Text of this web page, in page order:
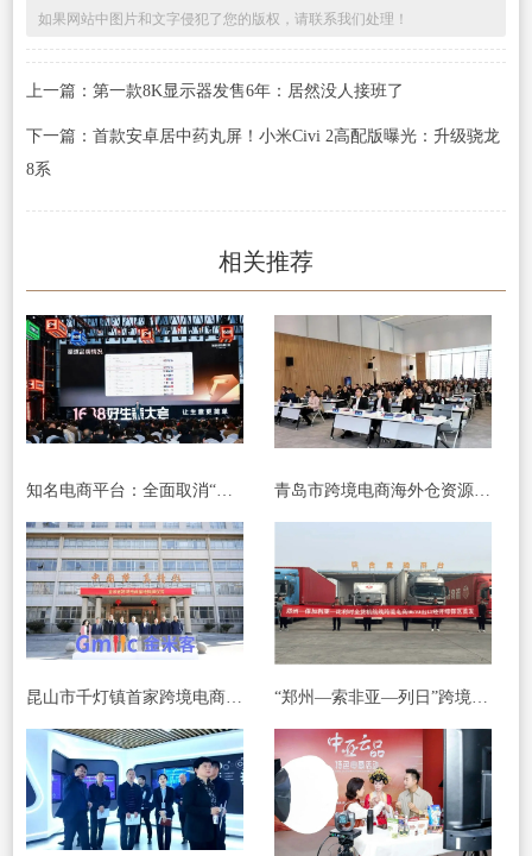
如果网站中图片和文字侵犯了您的版权，请联系我们处理！
上一篇：第一款8K显示器发售6年：居然没人接班了
下一篇：首款安卓居中药丸屏！小米Civi 2高配版曝光：升级骁龙
8系
相关推荐
知名电商平台：全面取消“仅退款”！ 青岛市跨境电商海外仓资源对接会在西海岸新区举行
昆山市千灯镇首家跨境电商基地揭牌成立 “郑州—索非亚—列日”跨境电商全货机航线今日开通